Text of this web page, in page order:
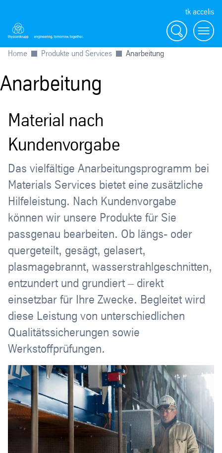
tk accelis
Suche
Menü
Home Produkte und Services Anarbeitung
Anarbeitung
Material nach
Kundenvorgabe
Das vielfältige Anarbeitungsprogramm bei
Materials Services bietet eine zusätzliche
Hilfeleistung. Nach Kundenvorgabe
können wir unsere Produkte für Sie
passgenau bearbeiten. Ob längs- oder
quergeteilt, gesägt, gelasert,
plasmagebrannt, wasserstrahlgeschnitten,
entzundert und grundiert – direkt
einsetzbar für Ihre Zwecke. Begleitet wird
diese Leistung von unterschiedlichen
Qualitätssicherungen sowie
Werkstoffprüfungen.